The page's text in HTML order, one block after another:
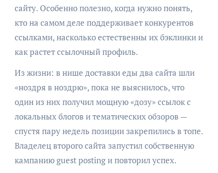
сайту. Особенно полезно, когда нужно понять,
кто на самом деле поддерживает конкурентов
ссылками, насколько естественны их бэклинки и
как растет ссылочный профиль.
Из жизни: в нише доставки еды два сайта шли
«ноздря в ноздрю», пока не выяснилось, что
один из них получил мощную «дозу» ссылок с
локальных блогов и тематических обзоров —
спустя пару недель позиции закрепились в топе.
Владелец второго сайта запустил собственную
кампанию guest posting и повторил успех.